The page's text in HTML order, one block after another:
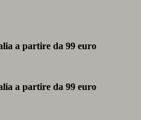
a partire da 99 euro
a partire da 99 euro